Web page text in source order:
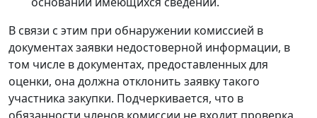
В связи с этим при обнаружении комиссией в
документах заявки недостоверной информации, в
том числе в документах, предоставленных для
оценки, она должна отклонить заявку такого
участника закупки. Подчеркивается, что в